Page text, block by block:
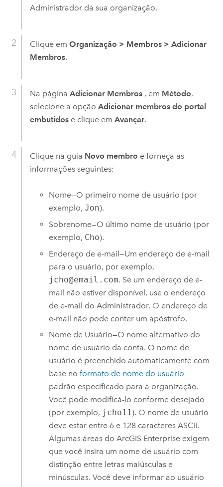
Administrador da sua organização.
Clique em Organização > Membros > Adicionar
Membros.
Na página Adicionar Membros, em Método,
selecione a opção Adicionar membros do portal
embutidose clique em Avançar.
Clique na guia Novo membro e forneça as
informações seguintes:
Nome—O primeiro nome de usuário (por
exemplo,Jon).
Sobrenome—O último nome de usuário (por
exemplo, Cho).
Endereço de e-mail—Um endereço de e-mail
para o usuário, por exemplo,
jcho@email.com. Se um endereço de e-
mail não estiver disponível, use o endereço
de e-mail do Administrador. O endereço de
e-mail não pode conter um apóstrofo.
Nome de Usuário—O nome alternativo do
nome de usuário da conta. O nome de
usuário é preenchido automaticamente com
base noformato de nome do usuário
padrão especificado para a organização.
Você pode modificá-lo conforme desejado
(por exemplo, jcho11). O nome de usuário
deve estar entre 6 e 128 caracteres ASCII.
Algumas áreas doArcGIS Enterprise exigem
que você insira um nome de usuário com
distinção entre letras maiúsculas e
minúsculas. Você deve informar ao usuário